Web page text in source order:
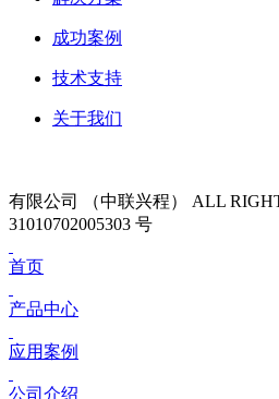
成功案例
技术支持
关于我们
有限公司 （中联兴程） ALL
31010702005303 号
首页
产品中心
应用案例
公司介绍